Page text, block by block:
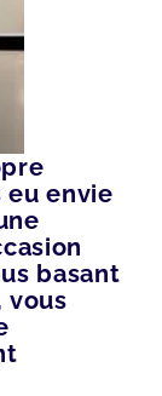
eu envie
basant
vous